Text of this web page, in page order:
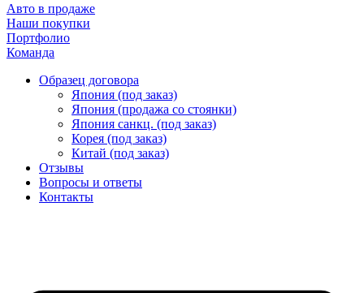
Авто в продаже
Наши покупки
Портфолио
Команда
Образец договора
Япония (под заказ)
Япония (продажа со стоянки)
Япония санкц. (под заказ)
Корея (под заказ)
Китай (под заказ)
Отзывы
Вопросы и ответы
Контакты